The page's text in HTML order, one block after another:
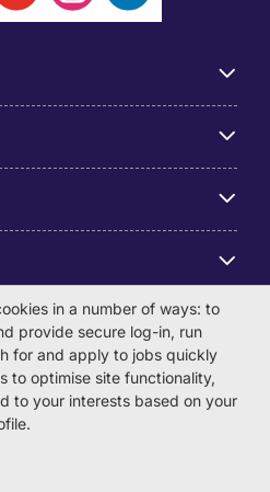
(Japan) K.K. Corporation
Office 6F Hulic
in a number of ways: to
provide secure log-in, run
for and apply to jobs quickly
to optimise site functionality,
to your interests based on your